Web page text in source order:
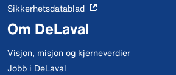
Sikkerhetsdatablad
Om DeLaval
Visjon, misjon og kjerneverdier
Jobb i DeLaval